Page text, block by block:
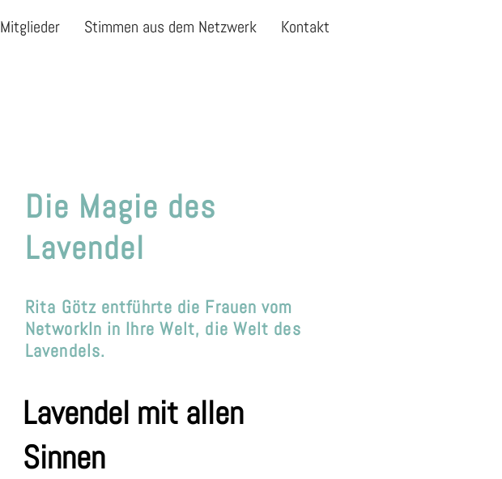
Mitglieder Stimmen aus dem Netzwerk Kontakt
Die Magie des
Lavendel
Rita Götz entführte die Frauen vom
NetworkIn in Ihre Welt, die Welt des
Lavendels.
Lavendel mit allen
Sinnen